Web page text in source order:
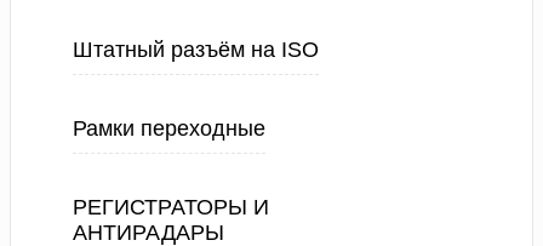
Штатный разъём на ISO
Рамки переходные
РЕГИСТРАТОРЫ И
АНТИРАДАРЫ